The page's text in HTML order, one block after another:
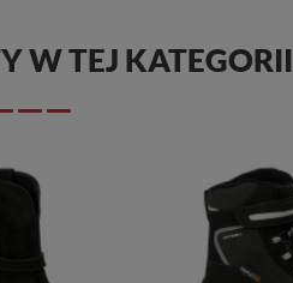
W TEJ KATEGORII